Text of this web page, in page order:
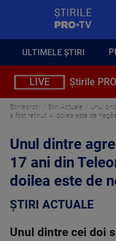
ULTIMELE ȘTIRI
LIVE Știrile
Stirileprotv Știri Actuale
Unul
a fost reținut. Al doilea este de
Unul dintre
17 ani din
doilea este de
ȘTIRI ACTUALE
Unul dintre cei doi